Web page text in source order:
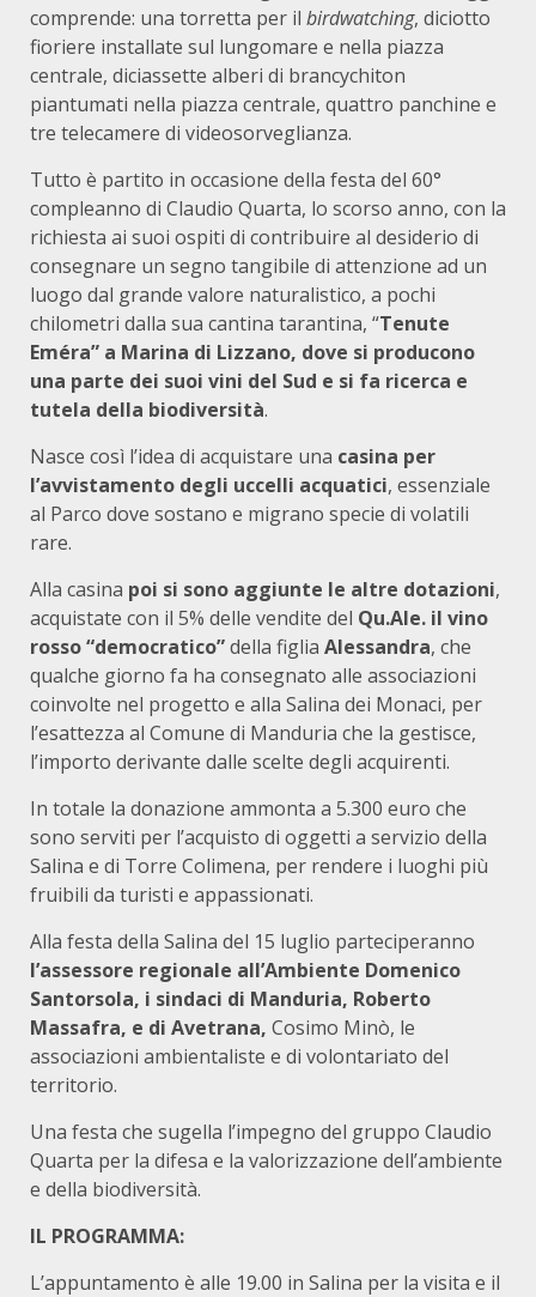
comprende: una torretta per il birdwatching, diciotto
fioriere installate sul lungomare e nella piazza
centrale, diciassette alberi di brancychiton
piantumati nella piazza centrale, quattro panchine e
tre telecamere di videosorveglianza.
Tutto è partito in occasione della festa del 60°
compleanno di Claudio Quarta, lo scorso anno, con la
richiesta ai suoi ospiti di contribuire al desiderio di
consegnare un segno tangibile di attenzione ad un
luogo dal grande valore naturalistico, a pochi
chilometri dalla sua cantina tarantina, “Tenute
Eméra” a Marina di Lizzano, dove si producono
una parte dei suoi vini del Sud e si fa ricerca e
tutela della biodiversità.
Nasce così l’idea di acquistare una casina per
l’avvistamento degli uccelli acquatici, essenziale
al Parco dove sostano e migrano specie di volatili
rare.
Alla casina poi si sono aggiunte le altre dotazioni,
acquistate con il 5% delle vendite del Qu.Ale. il vino
rosso “democratico”della figlia Alessandra, che
qualche giorno fa ha consegnato alle associazioni
coinvolte nel progetto e alla Salina dei Monaci, per
l’esattezza al Comune di Manduria che la gestisce,
l’importo derivante dalle scelte degli acquirenti.
In totale la donazione ammonta a 5.300 euro che
sono serviti per l’acquisto di oggetti a servizio della
Salina e di Torre Colimena, per rendere i luoghi più
fruibili da turisti e appassionati.
Alla festa della Salina del 15 luglio parteciperanno
l’assessore regionale all’Ambiente Domenico
Santorsola, i sindaci di Manduria, Roberto
Massafra, e di Avetrana, Cosimo Minò, le
associazioni ambientaliste e di volontariato del
territorio.
Una festa che sugella l’impegno del gruppo Claudio
Quarta per la difesa e la valorizzazione dell’ambiente
e della biodiversità.
IL PROGRAMMA:
L’appuntamento è alle 19.00 in Salina per la visita e il